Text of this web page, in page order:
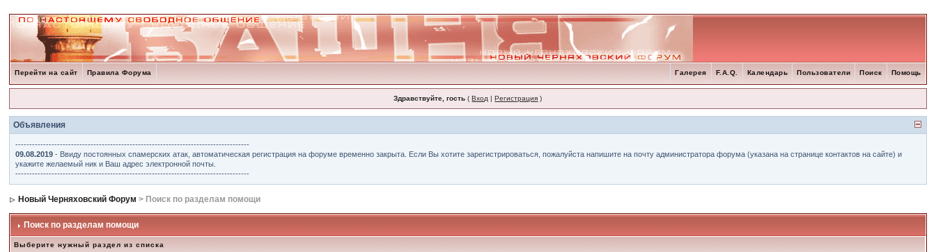
Перейти на сайт Правила Форума Помощь
Поиск
Пользователи
Календарь
F.A.Q.
Галерея
Здравствуйте, гость (Вход |Регистрация )
Объявления
------------------------------------------------------------------------------------
09.08.2019 - Ввиду постоянных спамерских атак, автоматическая регистрация на форуме временно закрыта. Если Вы хотите зарегистрироваться, пожалуйста напишите на почту администратора форума (указана на странице контактов на сайте) и
укажите желаемый ник и Ваш адрес электронной почты.
------------------------------------------------------------------------------------
Новый Черняховский Форум > Поиск по разделам помощи
Поиск по разделам помощи
Выберите нужный раздел из списка